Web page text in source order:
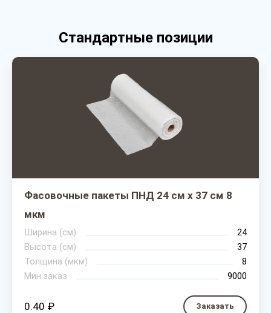
Стандартные позиции
Фасовочные пакеты ПНД 24 см х 37 см 8
мкм
Ширина (cм)
24
Высота (см)
37
Толщина (мкм)
8
Мин.заказ
9000
0.40 ₽ Заказать